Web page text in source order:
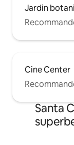
Jardin
Cine Center
Santa